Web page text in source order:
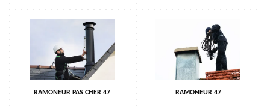
RAMONEUR PAS CHER 47 RAMONEUR 47